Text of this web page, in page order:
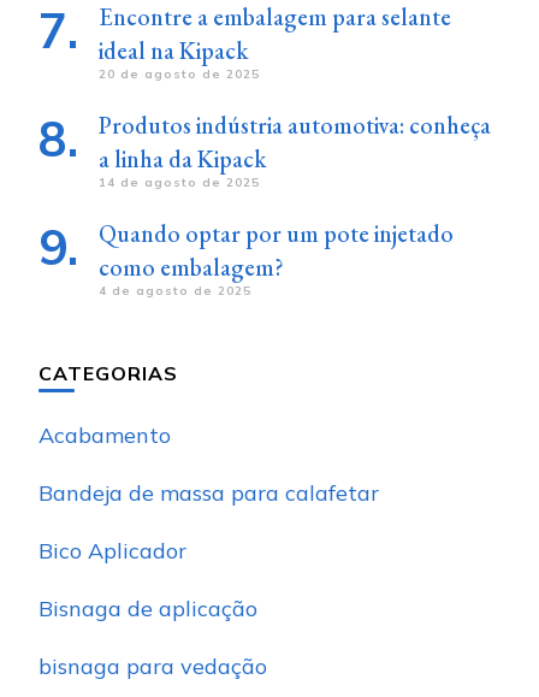
Encontre a embalagem para selante
ideal na Kipack
20 de agosto de 2025
Produtos indústria automotiva: conheça
a linha da Kipack
14 de agosto de 2025
Quando optar por um pote injetado
como embalagem?
4 de agosto de 2025
CATEGORIAS
Acabamento
Bandeja de massa para calafetar
Bico Aplicador
Bisnaga de aplicação
bisnaga para vedação